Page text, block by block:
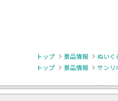
トップ 景品情報 ぬいぐ
トップ
景品情報 サンリ